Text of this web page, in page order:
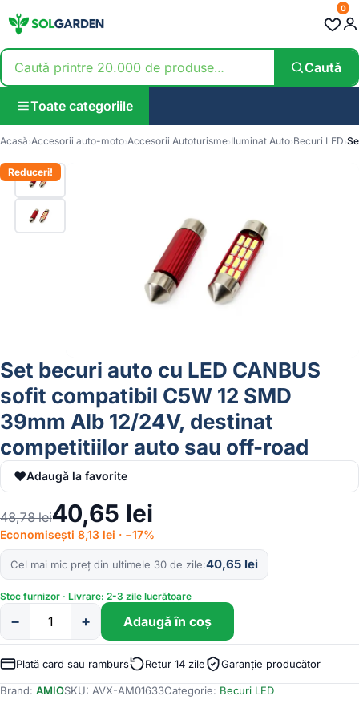
Caută
0
Toate categoriile
Acasă Accesorii auto-moto Accesorii Autoturisme Iluminat Auto Becuri LED
Reduceri!
Set becuri auto cu LED CANBUS
sofit compatibil C5W 12 SMD
39mm Alb 12/24V, destinat
competitiilor auto sau off-road
♥Adaugă la favorite
48,78lei40,65 lei
Economisești 8,13 lei · −17%
Cel mai mic preț din ultimele 30 de zile 40,65 lei
Stoc furnizor · Livrare: 2-3 zile lucrătoare
Cantitate
Set
becuri
cu
− + Adaugă în coș
Plată card sau ramburs Retur 14 zile Garanție producător
Brand: AMIOSKU: AVX-AM01633Categorie: Becuri LED